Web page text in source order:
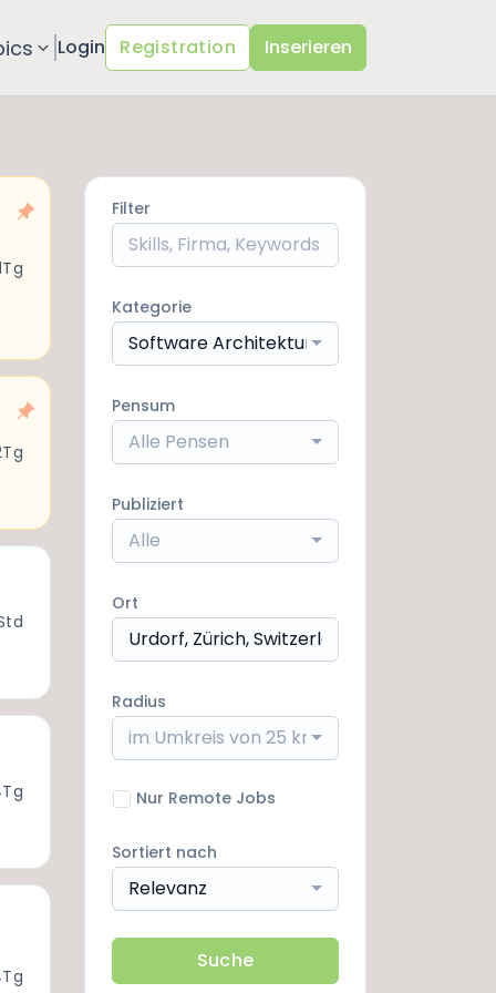
Login Registration Inserieren
Filter
Kategorie
Software Architektur / Engineering
Pensum
Alle Pensen
Publiziert
Alle
Ort
Radius
im Umkreis von 25 km
Nur Remote Jobs
Sortiert nach
Relevanz
Suche